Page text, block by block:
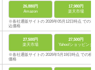
26,880円
Amazon
17,980円
楽天市場
※各社通販サイトの 2026年05月12日時点 での税
込価格
27,500円
楽天市場
27,500円
Yahoo!ショッピング
※各社通販サイトの 2026年5月19日時点 での税
価格